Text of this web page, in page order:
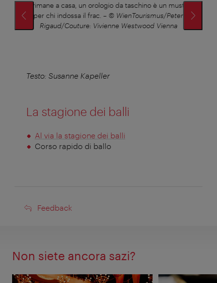
rimane a casa, un orologio da taschino è un must
per chi indossa il frac. – © WienTourismus/Peter
Rigaud/Couture: Vivienne Westwood Vienna
Testo: Susanne Kapeller
La stagione dei balli
Al via la stagione dei balli
Corso rapido di ballo
Feedback
Feedback
Non siete ancora sazi?